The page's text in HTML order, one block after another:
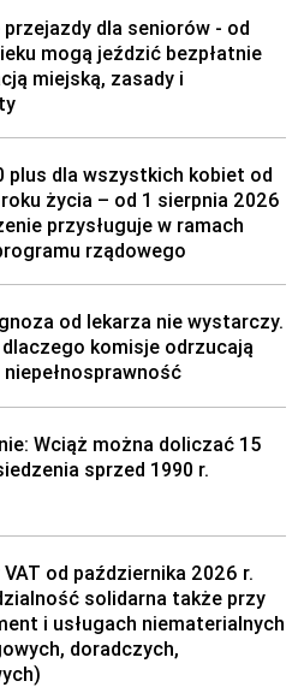
przejazdy dla seniorów - od
mogą jeździć bezpłatnie
miejską, zasady i
plus dla wszystkich kobiet od
życia – od 1 sierpnia 2026
przysługuje w ramach
rządowego
od lekarza nie wystarczy.
komisje odrzucają
Wciąż można doliczać 15
sprzed 1990 r.
VAT od października 2026 r.
solidarna także przy
i usługach niematerialnych
doradczych,